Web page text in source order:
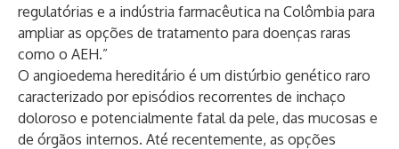
regulatórias e a indústria farmacêutica na Colômbia para
ampliar as opções de tratamento para doenças raras
como o AEH.”
O angioedema hereditário é um distúrbio genético raro
caracterizado por episódios recorrentes de inchaço
doloroso e potencialmente fatal da pele, das mucosas e
de órgãos internos. Até recentemente, as opções